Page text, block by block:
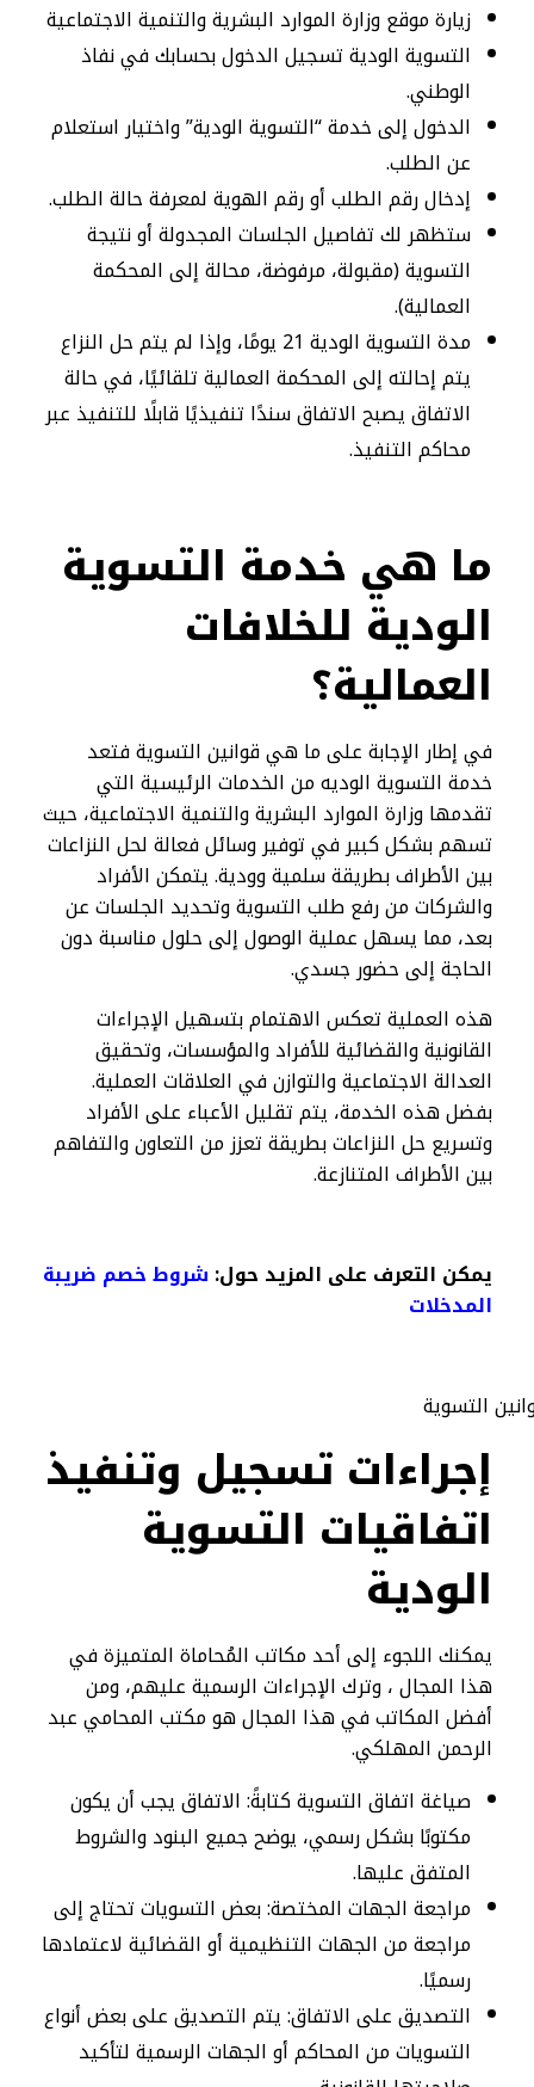
زيارة موقع وزارة الموارد البشرية والتنمية الاجتماعية
التسوية الودية تسجيل الدخول بحسابك في نفاذ
الوطني.
الدخول إلى خدمة “التسوية الودية” واختيار استعلام
عن الطلب.
إدخال رقم الطلب أو رقم الهوية لمعرفة حالة الطلب.
ستظهر لك تفاصيل الجلسات المجدولة أو نتيجة
التسوية (مقبولة، مرفوضة، محالة إلى المحكمة
العمالية).
مدة التسوية الودية 21 يومًا، وإذا لم يتم حل النزاع
يتم إحالته إلى المحكمة العمالية تلقائيًا، في حالة
الاتفاق يصبح الاتفاق سندًا تنفيذيًا قابلًا للتنفيذ عبر
محاكم التنفيذ.
ما هي خدمة التسوية
الودية للخلافات
العمالية؟
في إطار الإجابة على ما هي قوانين التسوية فتعد
خدمة التسوية الوديه من الخدمات الرئيسية التي
تقدمها وزارة الموارد البشرية والتنمية الاجتماعية، حيث
تسهم بشكل كبير في توفير وسائل فعالة لحل النزاعات
بين الأطراف بطريقة سلمية وودية. يتمكن الأفراد
والشركات من رفع طلب التسوية وتحديد الجلسات عن
بعد، مما يسهل عملية الوصول إلى حلول مناسبة دون
الحاجة إلى حضور جسدي.
هذه العملية تعكس الاهتمام بتسهيل الإجراءات
القانونية والقضائية للأفراد والمؤسسات، وتحقيق
العدالة الاجتماعية والتوازن في العلاقات العملية.
بفضل هذه الخدمة، يتم تقليل الأعباء على الأفراد
وتسريع حل النزاعات بطريقة تعزز من التعاون والتفاهم
بين الأطراف المتنازعة.
يمكن التعرف على المزيد حول: شروط خصم ضريبة
المدخلات​
إجراءات تسجيل وتنفيذ
اتفاقيات التسوية
الودية
يمكنك اللجوء إلى أحد مكاتب المُحاماة المتميزة في
هذا المجال ، وترك الإجراءات الرسمية عليهم، ومن
أفضل المكاتب في هذا المجال هو مكتب المحامي عبد
الرحمن المهلكي.
صياغة اتفاق التسوية كتابةً: الاتفاق يجب أن يكون
مكتوبًا بشكل رسمي، يوضح جميع البنود والشروط
المتفق عليها.
مراجعة الجهات المختصة: بعض التسويات تحتاج إلى
مراجعة من الجهات التنظيمية أو القضائية لاعتمادها
رسميًا.
التصديق على الاتفاق: يتم التصديق على بعض أنواع
التسويات من المحاكم أو الجهات الرسمية لتأكيد